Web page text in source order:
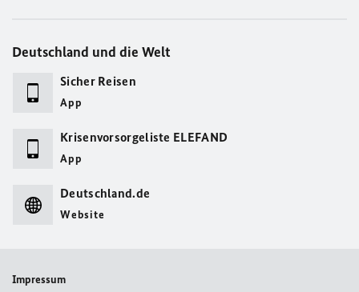
Deutschland und die Welt
Sicher Reisen
App
Krisenvorsorgeliste ELEFAND
App
Deutschland.de
Website
Impressum